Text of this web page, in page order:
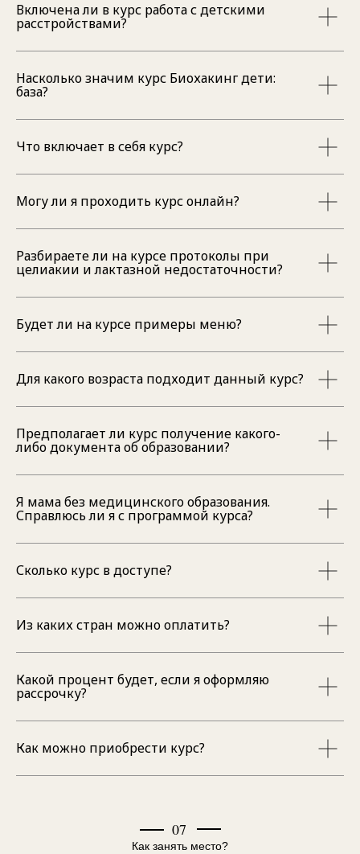
Включена ли в курс работа с детскими
расстройствами?
Насколько значим курс Биохакинг дети:
база?
Что включает в себя курс?
Могу ли я проходить курс онлайн?
Разбираете ли на курсе протоколы при
целиакии и лактазной недостаточности?
Будет ли на курсе примеры меню?
Для какого возраста подходит данный курс?
Предполагает ли курс получение какого-
либо документа об образовании?
Я мама без медицинского образования.
Справлюсь ли я с программой курса?
Сколько курс в доступе?
Из каких стран можно оплатить?
Какой процент будет, если я оформляю
рассрочку?
Как можно приобрести курс?
07
Как занять место?